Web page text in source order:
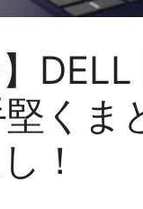
】
くま
！